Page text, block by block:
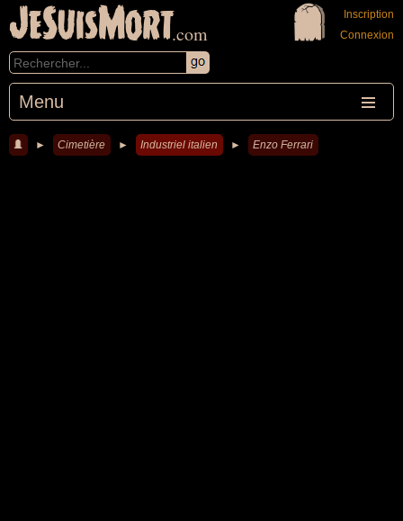
JeSuisMort.com
Menu
Inscription
Connexion
► Cimetière ► Industriel italien ► Enzo Ferrari